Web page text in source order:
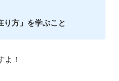
り方」を学ぶこと
よ！